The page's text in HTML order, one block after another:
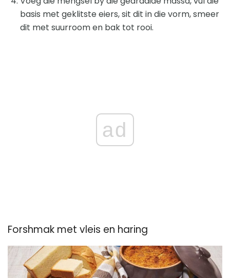
basis met geklitste eiers, sit dit in die vorm, smeer
dit met suurroom en bak tot rooi.
ad
Forshmak met vleis en haring